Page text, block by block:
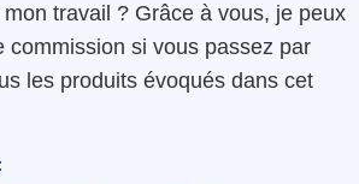
travail ? Grâce à vous, je peux
commission si vous passez par
les produits évoqués dans cet